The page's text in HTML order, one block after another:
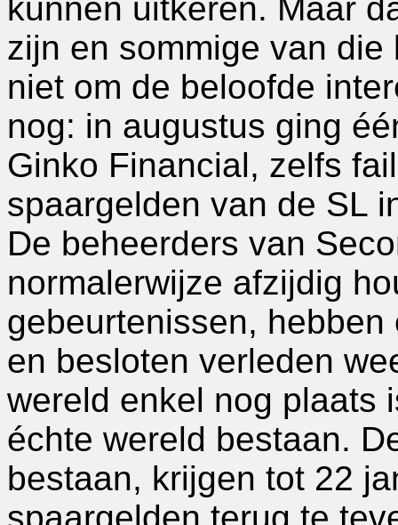
kunnen uitkeren. Maar
zijn en sommige van
niet om de beloofde
nog: in augustus ging
Ginko Financial, zelfs
spaargelden van de SL
De beheerders van
normalerwijze afzijdig
gebeurtenissen,
en besloten verleden
wereld enkel nog plaats
échte wereld bestaan.
bestaan, krijgen tot 22